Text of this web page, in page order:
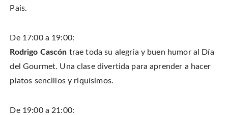
Pais.
De 17:00 a 19:00:
Rodrigo Cascón trae toda su alegría y buen humor al Día
del Gourmet. Una clase divertida para aprender a hacer
platos sencillos y riquísimos.
De 19:00 a 21:00: